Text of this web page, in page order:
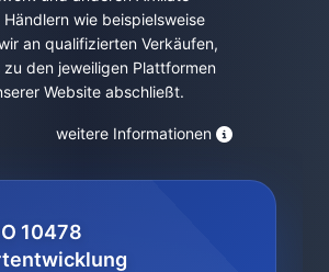
wie beispielsweise
an qualifizierten Verkäufen,
den jeweiligen Plattformen
Website abschließt.
weitere Informationen
10478